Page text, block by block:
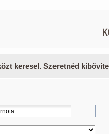
keresel. Szeretnéd